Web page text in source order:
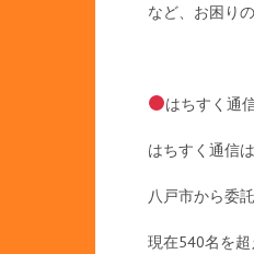
など、お困り
はちすく通
はちすく通信
八戸市から委
現在540名を